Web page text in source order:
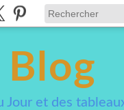
Blog
Jour et des